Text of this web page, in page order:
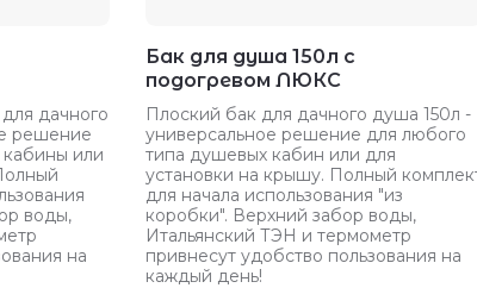
дачного
решение
или
воды,
на
Бак для душа 150л с
подогревом ЛЮКС
Плоский бак для дачного душа 150л -
универсальное решение для любого
типа душевых кабин или для
установки на крышу. Полный
для начала использования "из
коробки". Верхний забор воды,
Итальянский ТЭН и термометр
привнесут удобство пользования на
каждый день!